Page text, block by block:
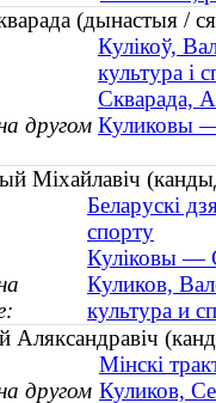
(дынастыя /
Кулікоў,
культура і
Скварада,
другом Куликовы
Міхайлавіч
Беларускі
спорту
Куліковы —
Куликов,
культура и
Аляксандравіч
Мінскі
другом Куликов,